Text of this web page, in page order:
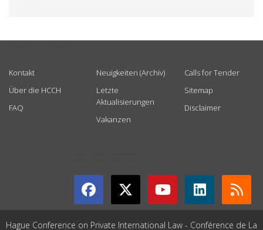
Kontakt
Über die HCCH
FAQ
Neuigkeiten (Archiv)
Letzte
Aktualisierungen
Vakanzen
Calls for Tender
Sitemap
Disclaimer
Hague Conference on Private International Law - Conférence de La